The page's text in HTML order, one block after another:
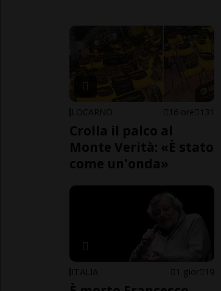
LOCARNO 16 ore 131
Crolla il palco al
Monte Verità: «È stato
come un'onda»
ITALIA 1 gior 19